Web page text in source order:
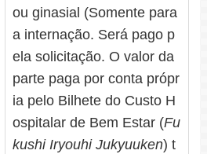
ou ginasial (Somente para
a internação. Será pago p
ela solicitação. O valor da
parte paga por conta própr
ia pelo Bilhete do Custo H
ospitalar de Bem Estar (Fu
kushi Iryouhi Jukyuuken) t